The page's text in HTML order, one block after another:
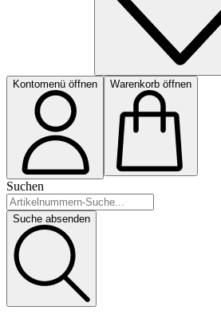
Kontomenü öffnen Warenkorb öffnen
Suchen
Suche absenden